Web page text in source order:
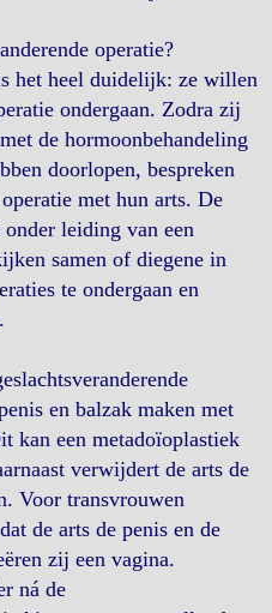
operatie?
het heel duidelijk: ze willen
ondergaan. Zodra zij
de hormoonbehandeling
doorlopen, bespreken
met hun arts. De
onder leiding van een
samen of diegene in
te ondergaan en
en balzak maken met
kan een metadoïoplastiek
verwijdert de arts de
Voor transvrouwen
de arts de penis en de
zij een vagina.
ná de